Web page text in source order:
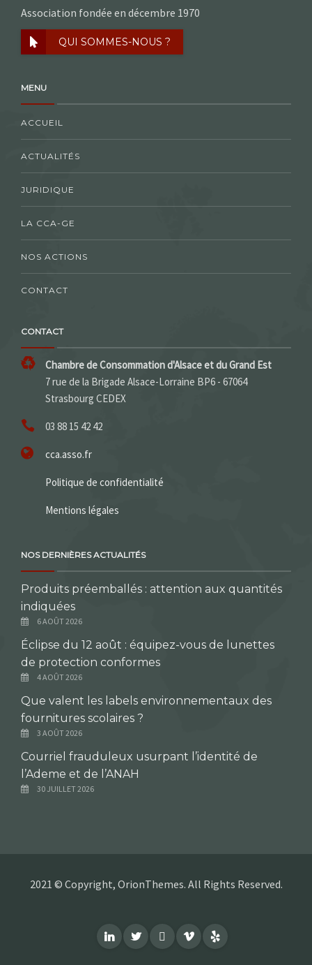
Association fondée en décembre 1970
QUI SOMMES-NOUS ?
MENU
ACCUEIL
ACTUALITÉS
JURIDIQUE
LA CCA-GE
NOS ACTIONS
CONTACT
CONTACT
Chambre de Consommation d'Alsace et du Grand Est
7 rue de la Brigade Alsace-Lorraine BP6 - 67064
Strasbourg CEDEX
03 88 15 42 42
cca.asso.fr
Politique de confidentialité
Mentions légales
NOS DERNIÈRES ACTUALITÉS
Produits préemballés : attention aux quantités
indiquées
6 AOÛT 2026
Éclipse du 12 août : équipez-vous de lunettes
de protection conformes
4 AOÛT 2026
Que valent les labels environnementaux des
fournitures scolaires ?
3 AOÛT 2026
Courriel frauduleux usurpant l’identité de
l’Ademe et de l’ANAH
30 JUILLET 2026
2021 © Copyright, OrionThemes. All Rights Reserved.